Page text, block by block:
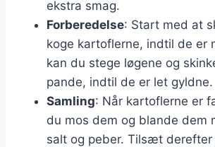
ekstra smag.
Forberedelse: Start med at
koge kartoflerne, indtil de er
kan du stege løgene og
pande, indtil de er let gyldne.
Samling: Når kartoflerne er
du mos dem og blande dem
salt og peber. Tilsæt derefter